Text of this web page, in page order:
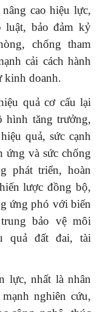
cao hiệu lực,
luật, bảo đảm kỷ
chống tham
cải cách hành
kinh doanh.
quả cơ cấu lại
tăng trưởng,
quả, sức cạnh
ứng và sức chống
phát triển, hoàn
lược đồng bộ,
ứng phó với biến
bảo vệ môi
quả đất đai, tài
lực, nhất là nhân
nghiên cứu,